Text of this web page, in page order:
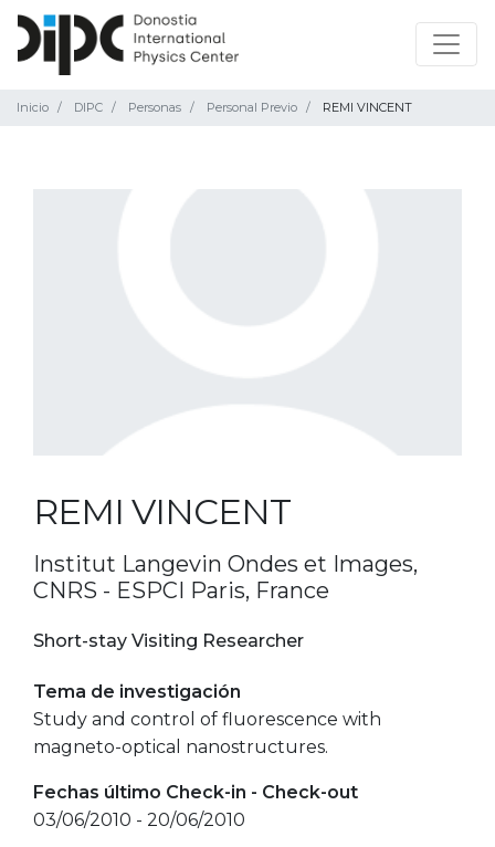
Inicio DIPC Personas Personal Previo REMI VINCENT
REMI VINCENT
Institut Langevin Ondes et Images,
CNRS - ESPCI Paris, France
Short-stay Visiting Researcher
Tema de investigación
Study and control of fluorescence with
magneto-optical nanostructures.
Fechas último Check-in - Check-out
03/06/2010 - 20/06/2010